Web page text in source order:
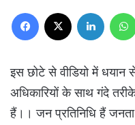
Facebook LinkedIn
इस छोटे से वीडियो में
अधिकारियों के साथ गंदे
हैं।। जन प्रतिनिधि हैं